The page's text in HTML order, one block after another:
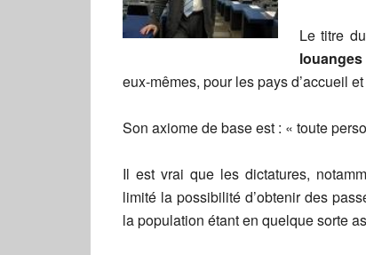
Le titre
eux-mêmes, pour les pays d’accueil
Son axiome de base est : « toute
Il est vrai que les dictatures,
limité la possibilité d’obtenir des
la population étant en quelque sorte